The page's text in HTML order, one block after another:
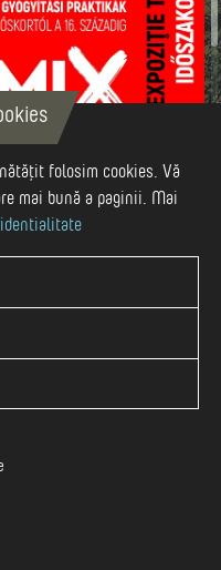
publicul vineri, 22 mai
din preistorie până
folosim cookies. Vă
mai bună a paginii. Mai